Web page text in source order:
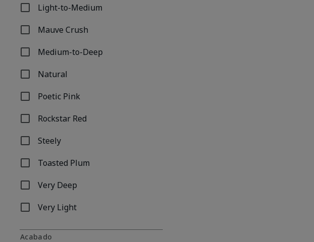
Light-to-Medium
Refinar por Por nombre de tono: Light-to-Medium
Mauve Crush
Refinar por Por nombre de tono: Mauve Crush
Medium-to-Deep
Refinar por Por nombre de tono: Medium-to-Deep
Natural
Refinar por Por nombre de tono: Natural
Poetic Pink
Refinar por Por nombre de tono: Poetic Pink
Rockstar Red
Refinar por Por nombre de tono: Rockstar Red
Steely
Refinar por Por nombre de tono: Steely
Toasted Plum
Refinar por Por nombre de tono: Toasted Plum
Very Deep
Refinar por Por nombre de tono: Very Deep
Very Light
Refinar por Por nombre de tono: Very Light
Acabado